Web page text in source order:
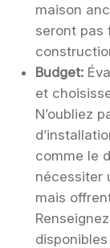
maison
seront pas
Budget:
et
N’oubliez
comme le
nécessiter
mais